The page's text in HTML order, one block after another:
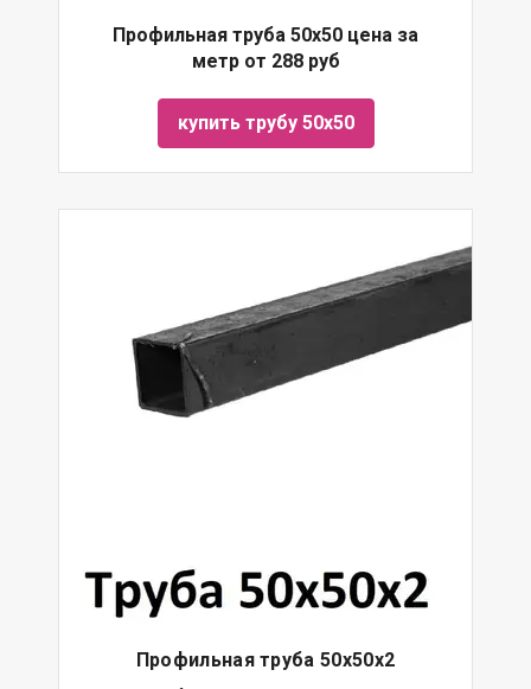
Профильная труба 50х50 цена за
метр от 288 руб
купить трубу 50х50
Профильная труба 50х50х2